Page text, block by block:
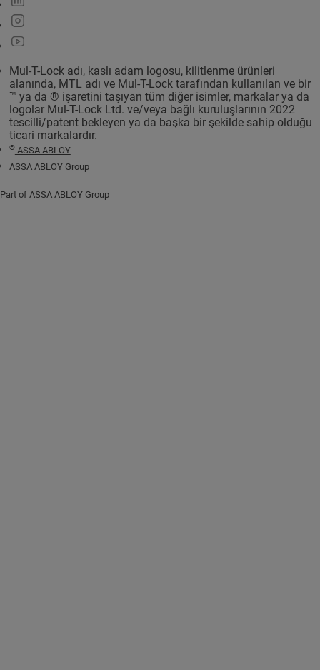
Mul-T-Lock adı, kaslı adam logosu, kilitlenme ürünleri
alanında, MTL adı ve Mul-T-Lock tarafından kullanılan ve bir
™ ya da ® işaretini taşıyan tüm diğer isimler, markalar ya da
logolar Mul-T-Lock Ltd. ve/veya bağlı kuruluşlarının 2022
tescilli/patent bekleyen ya da başka bir şekilde sahip olduğu
ticari markalardır.
©ASSA ABLOY
ASSA ABLOY Group
Part of ASSA ABLOY Group